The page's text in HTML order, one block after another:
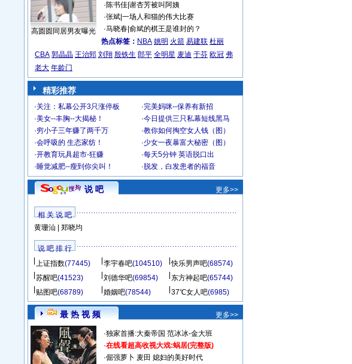
高圆圆同居男友曝光
·陈书佳| 谢杏芳被叫阿姨
·张斌| 一场人和猫的伟大比赛
·马晓春| 俞斌的棋王是谁封的？
热点标签： NBA 姚明 火箭 易建联 杜丽
CBA 郭晶晶 王治郅 刘翔 殷铁生 郎平 全明星 麦迪 于芬 欧冠 弗
老大 年龄门
精彩推荐
·关注：私幕公开3只涨停板 ·完美妈咪--保养有新招
·美女--丰胸--大揭秘！ ·今日提供三只私幕短线黑马
·穷小子三年赚了两千万 ·教你如何掏空女人钱（图）
·会呼吸的 生态家纺！ ·少女一夜暴富大秘密（图）
·开教育玩具超市-狂赚 ·每天5分钟 英语脱口出
·睡觉减肥--瘦到你尖叫！ · 脱发，白发患者的福音
说 吧 更多>>
相 关 说 吧
黄珊汕
郑晓均
说 吧 排 行
上证指数(77445) 李宇春吧(104510) 快乐男声吧(68574)
苏醒吧(41523) 刘德华吧(69854) 东方神起吧(65744)
贴图吧(68789) 婚姻吧(78544) 37℃女人吧(6985)
最 热 视 频 更多>>
·独家首播:大秦帝国 范冰冰-金大班
·在线看超高收视大戏:蜗居(完整版)
·倔强萝卜 麦田 媳妇的美好时代